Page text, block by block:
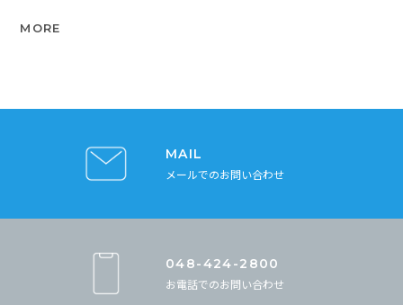
MORE
MAIL
メールでのお問い合わせ
048-424-2800
お電話でのお問い合わせ